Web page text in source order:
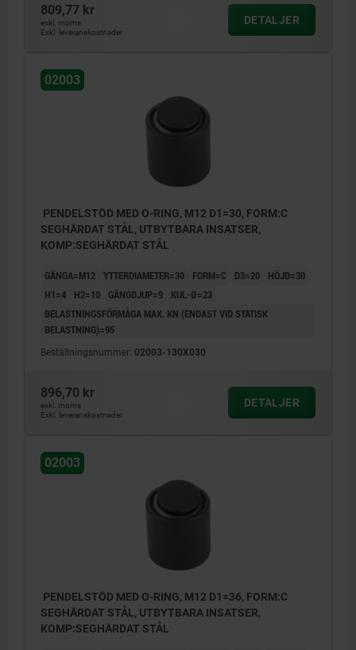
809,77 kr
exkl. moms
Exkl. leveranskostnader
DETALJER
02003
PENDELSTÖD MED O-RING, M12 D1=30, FORM:C
SEGHÄRDAT STÅL, UTBYTBARA INSATSER,
KOMP:SEGHÄRDAT STÅL
GÄNGA=M12 YTTERDIAMETER=30 FORM=C D3=20
HÖJD=30
H1=4
H2=10 GÄNGDJUP=9
KUL-Ø=23
BELASTNINGSFÖRMÅGA MAX. KN (ENDAST VID STATISK
BELASTNING)=95
Beställningsnummer: 02003-130X030
896,70 kr
exkl. moms
Exkl. leveranskostnader
DETALJER
02003
PENDELSTÖD MED O-RING, M12 D1=36, FORM:C
SEGHÄRDAT STÅL, UTBYTBARA INSATSER,
KOMP:SEGHÄRDAT STÅL